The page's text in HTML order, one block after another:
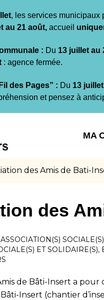
, les services municipaux
au 21 août, accueil
: Du 13 juillet au
: agence fermée.
des Pages” : Du 13
et pensez à
MA
des Amis de Bati-
des
ASSOCIATION(S)
ET SOLIDAIRE(S),
Amis de Bâti-Insert a
Insert (chantier